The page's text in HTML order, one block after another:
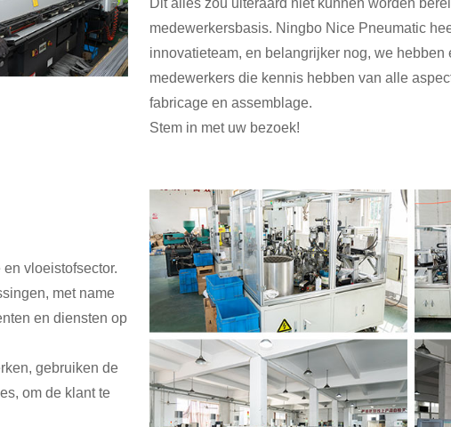
Dit alles zou uiteraard niet kunnen worden
medewerkersbasis. Ningbo Nice Pneumatic
innovatieteam, en belangrijker nog, we
medewerkers die kennis hebben van alle
fabricage en assemblage.
Stem in met uw bezoek!
vloeistofsector.
met name
en diensten op
gebruiken de
om de klant te